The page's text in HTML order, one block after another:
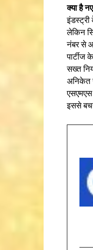
क्या है
लेकिन
नंबर से
सख्त
अनिकेत
एसएमएस
इससे